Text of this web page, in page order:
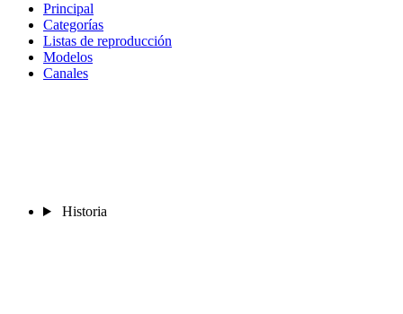
Principal
Categorías
Listas de reproducción
Modelos
Canales
Historia